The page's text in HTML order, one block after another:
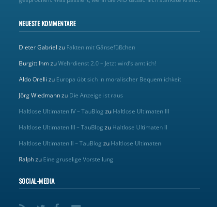
NEUESTE KOMMENTARE
Dieter Gabriel zu Fakten mit Gänsefüßchen
Burgitt IhmzuWehrdienst 2.0 – Jetzt wird’s amtlich!
Aldo Orelli zu Europa übt sich in moralischer Bequemlichkeit
Jörg Wiedmannzu Die Anzeige ist raus
Haltlose Ultimaten IV – TauBlog zu Haltlose Ultimaten III
Haltlose Ultimaten III – TauBlog zu Haltlose Ultimaten II
Haltlose Ultimaten II – TauBlog zu Haltlose Ultimaten
Ralphzu Eine gruselige Vorstellung
SOCIAL-MEDIA